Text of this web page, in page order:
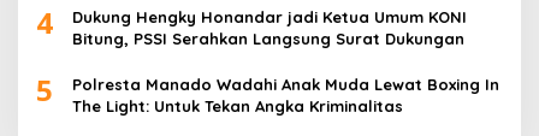
4
Dukung Hengky Honandar jadi Ketua Umum KONI
Bitung, PSSI Serahkan Langsung Surat Dukungan
5
Polresta Manado Wadahi Anak Muda Lewat Boxing In
The Light: Untuk Tekan Angka Kriminalitas